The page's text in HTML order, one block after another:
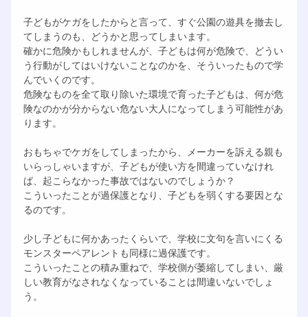
子どもがケガをしたからと言って、すぐ公園の遊具を撤去し
てしまうのも、どうかと思ってしまいます。
確かに危険かもしれませんが、子どもは何が危険で、どうい
う行動がしてはいけないことなのかを、そういったもので学
んでいくのです。
危険なものを全て取り除いた環境で育った子どもは、何が危
険なのかが分からない危ない大人になってしまう可能性があ
ります。
おもちゃでケガをしてしまったから、メーカーを訴える親も
いらっしゃいますが、子どもが使い方を間違っていなけれ
ば、起こらなかった事故ではないのでしょうか？
こういったことが過保護となり、子どもを弱くする要因とな
るのです。
少し子どもに何かあったくらいで、学校に文句を言いにくる
モンスターペアレントも同様に過保護です。
こういったことの積み重ねで、学校側が萎縮してしまい、厳
しい教育がなされなくなっていることは間違いないでしょ
う。